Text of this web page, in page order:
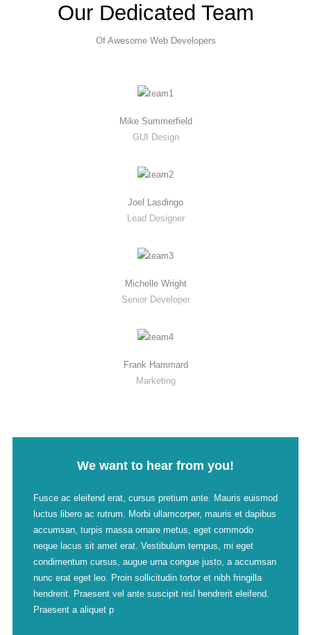
Our Dedicated Team
Of Awesome Web Developers
Mike Summerfield
GUI Design
Joel Lasdingo
Lead Designer
Michelle Wright
Senior Developer
Frank Hammard
Marketing
We want to hear from you!
Fusce ac eleifend erat, cursus pretium ante. Mauris euismod
luctus libero ac rutrum. Morbi ullamcorper, mauris et dapibus
accumsan, turpis massa ornare metus, eget commodo
neque lacus sit amet erat. Vestibulum tempus, mi eget
condimentum cursus, augue urna congue justo, a accumsan
nunc erat eget leo. Proin sollicitudin tortor et nibh fringilla
hendrerit. Praesent vel ante suscipit nisl hendrerit eleifend.
Praesent a aliquet p